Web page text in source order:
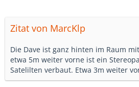
Zitat von MarcKlp
Die Dave ist ganz hinten im Raum
etwa 5m weiter vorne ist ein
Satelilten verbaut. Etwa 3m weiter